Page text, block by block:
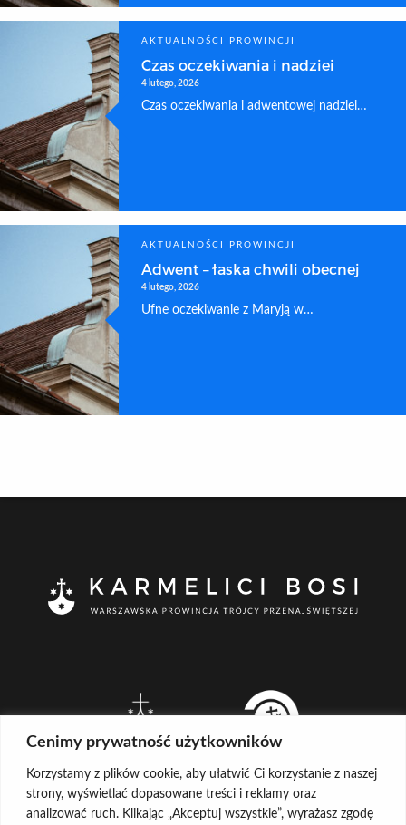
Cenimy prywatność użytkowników
Korzystamy z plików cookie, aby ułatwić Ci korzystanie z naszej
strony, wyświetlać dopasowane treści i reklamy oraz
analizować ruch. Klikając „Akceptuj wszystkie”, wyrażasz zgodę
AKTUALNOŚCI PROWINCJI
Czas oczekiwania i nadziei
4 lutego, 2026
Czas oczekiwania i adwentowej nadziei…
AKTUALNOŚCI PROWINCJI
Adwent – łaska chwili obecnej
4 lutego, 2026
Ufne oczekiwanie z Maryją w…